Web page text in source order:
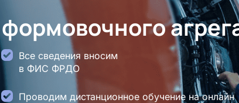
Все сведения вносим
в ФИС ФРДО
Проводим дистанционное обучение на онлайн